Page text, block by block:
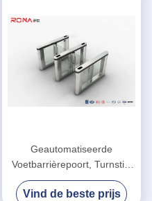
Geautomatiseerde
Voetbarrièrepoort, Turnstile
Veiligheidssystemen 304
Roestvrij staal
Vind de beste prijs